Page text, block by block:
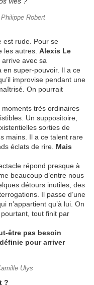
Robert
est rude. Pour se
les autres. Alexis Le
arrive avec sa
en super-pouvoir. Il a ce
improvise pendant une
On pourrait
moments très ordinaires
Un suppositoire,
sorties de
mains. Il a ce talent rare
éclats de rire. Mais
répond presque à
beaucoup d’entre nous
détours inutiles, des
Il passe d’une
n’appartient qu’à lui. On
pourtant, tout finit par
être pas besoin
pour arriver
Ulys
?